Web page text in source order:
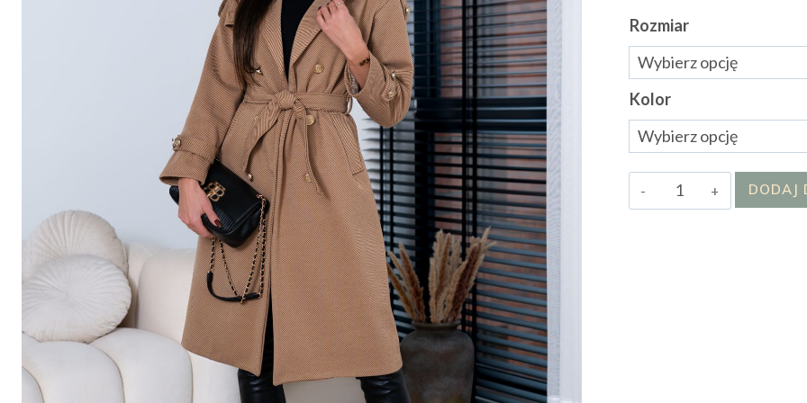
Rozmiar
Kolor
ilość
Płaszcz
DODAJ